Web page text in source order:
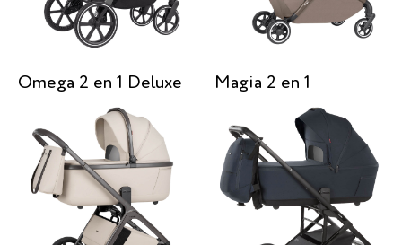
Omega 2 en 1 Deluxe Magia 2 en 1